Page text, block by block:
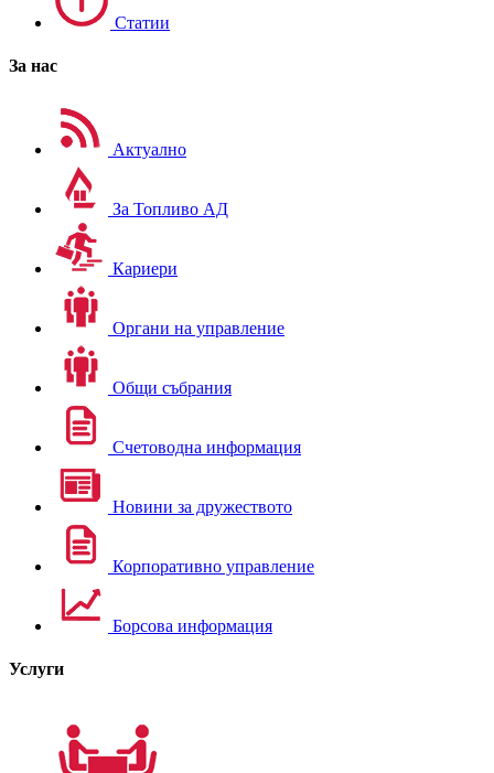
Статии
За нас
Актуално
За Топливо АД
Кариери
Органи на управление
Общи събрания
Счетоводна информация
Новини за дружеството
Корпоративно управление
Борсова информация
Услуги